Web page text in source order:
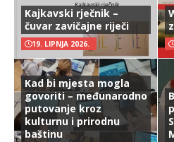
Kajkavski rječnik –
čuvar zavičajne riječi
19. LIPNJA 2026.
Kad bi mjesta mogla
govoriti – međunarodno
putovanje kroz
kulturnu i prirodnu
baštinu